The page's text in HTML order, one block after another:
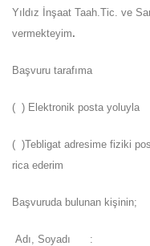
Yıldız İnşaat Taah.Tic. ve
vermekteyim.
Başvuru tarafıma
( ) Elektronik posta yoluyla
( )Tebligat adresime fiziki
rica ederim
Başvuruda bulunan kişinin;
Adı, Soyadı :